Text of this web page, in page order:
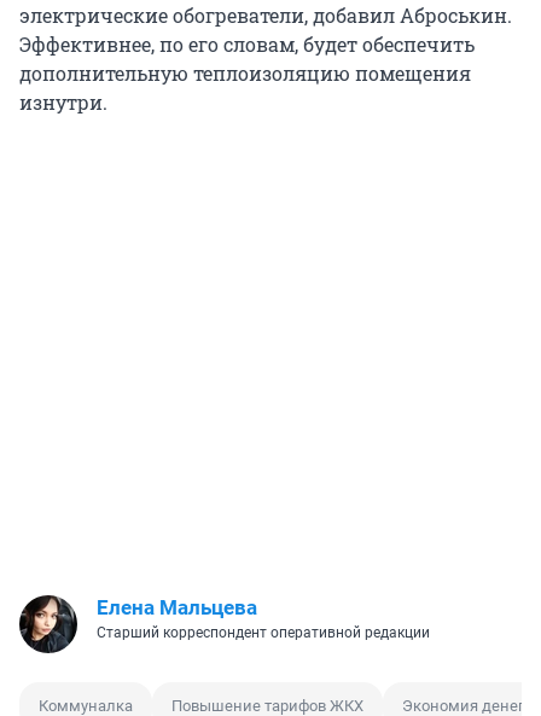
электрические обогреватели, добавил Аброськин.
Эффективнее, по его словам, будет обеспечить
дополнительную теплоизоляцию помещения
изнутри.
Елена Мальцева
Старший корреспондент оперативной редакции
Коммуналка Повышение тарифов ЖКХ Экономия денег